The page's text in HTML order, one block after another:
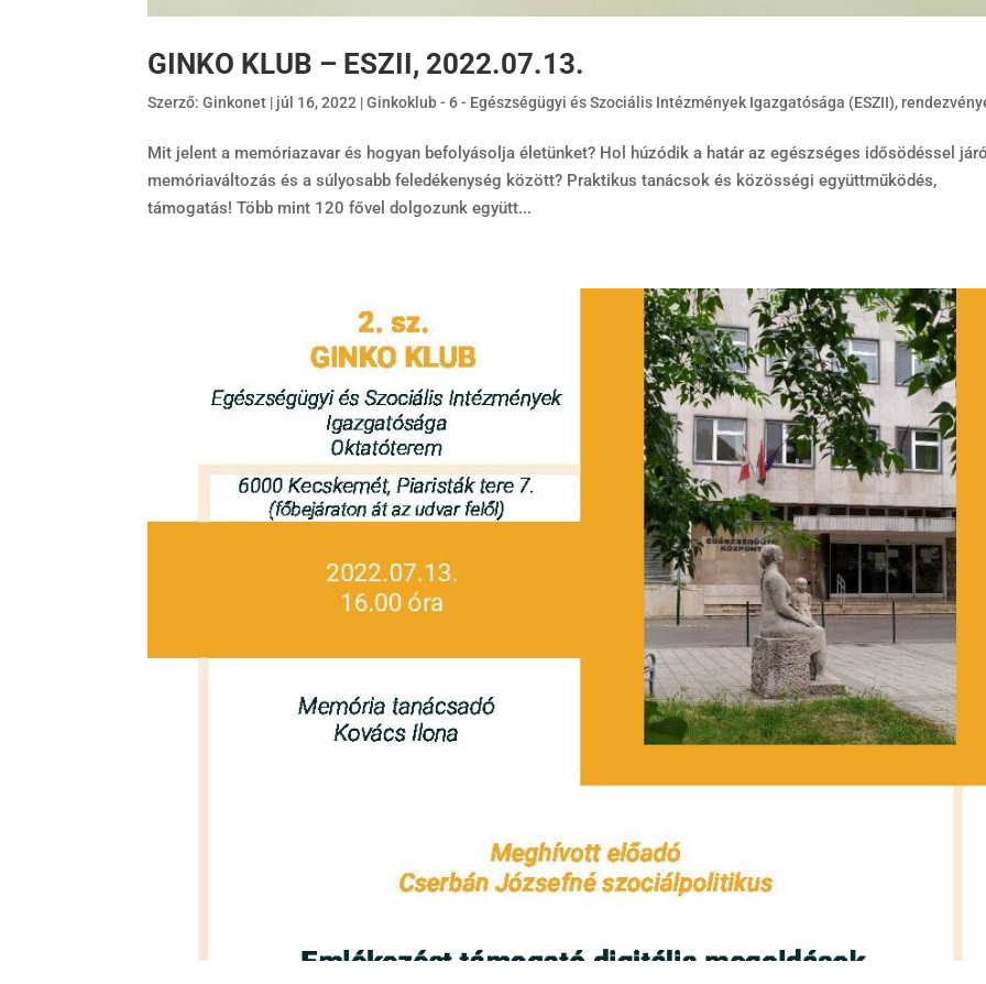
GINKO KLUB – ESZII, 2022.07.13.
Szerző:Ginkonet | júl 16, 2022 |Ginkoklub - 6 - Egészségügyi és Szociális Intézmények Igazgatósága (ESZII),
Mit jelent a memóriazavar és hogyan befolyásolja életünket? Hol húzódik a határ az egészséges idősödéssel
memóriaváltozás és a súlyosabb feledékenység között? Praktikus tanácsok és közösségi együttműködés,
támogatás! Több mint 120 fővel dolgozunk együtt...